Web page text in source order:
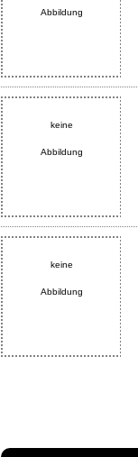
Abbildung
keine
Abbildung
keine
Abbildung